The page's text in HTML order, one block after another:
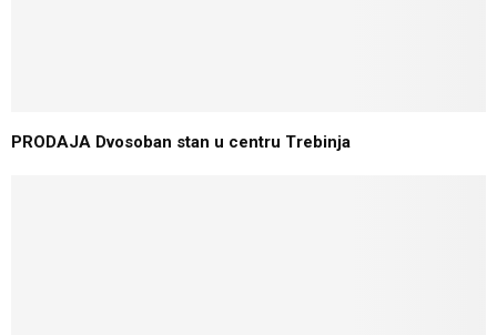
PRODAJA Dvosoban stan u centru Trebinja